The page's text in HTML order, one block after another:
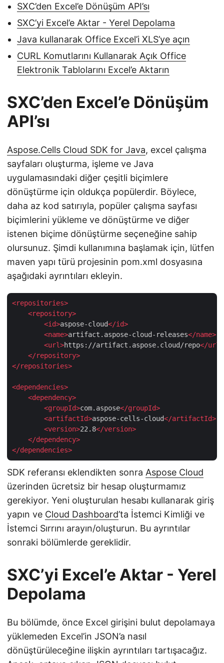
SXC’den Excel’e Dönüşüm API’sı
SXC’yi Excel’e Aktar - Yerel Depolama
Java kullanarak Office Excel’i XLS’ye açın
CURL Komutlarını Kullanarak Açık Office
Elektronik Tablolarını Excel’e Aktarın
SXC’den Excel’e Dönüşüm
API’sı
Aspose.Cells Cloud SDK for Java, excel çalışma
sayfaları oluşturma, işleme ve Java
uygulamasındaki diğer çeşitli biçimlere
dönüştürme için oldukça popülerdir. Böylece,
daha az kod satırıyla, popüler çalışma sayfası
biçimlerini yükleme ve dönüştürme ve diğer
istenen biçime dönüştürme seçeneğine sahip
olursunuz. Şimdi kullanımına başlamak için, lütfen
maven yapı türü projesinin pom.xml dosyasına
aşağıdaki ayrıntıları ekleyin.
<repositories>
<repository>
<id>aspose-cloud</id>
<name>artifact.aspose-cloud-releases</name>
<url>https://artifact.aspose.cloud/repo</url
</repository>
</repositories>
<dependencies>
<dependency>
<groupId>com.aspose</groupId>
<artifactId>aspose-cells-cloud</artifactId>
<version>22.8</version>
</dependency>
</dependencies>
SDK referansı eklendikten sonra Aspose Cloud
üzerinden ücretsiz bir hesap oluşturmamız
gerekiyor. Yeni oluşturulan hesabı kullanarak giriş
yapın ve Cloud Dashboard’ta İstemci Kimliği ve
İstemci Sırrını arayın/oluşturun. Bu ayrıntılar
sonraki bölümlerde gereklidir.
SXC’yi Excel’e Aktar - Yerel
Depolama
Bu bölümde, önce Excel girişini bulut depolamaya
yüklemeden Excel’in JSON’a nasıl
dönüştürüleceğine ilişkin ayrıntıları tartışacağız.